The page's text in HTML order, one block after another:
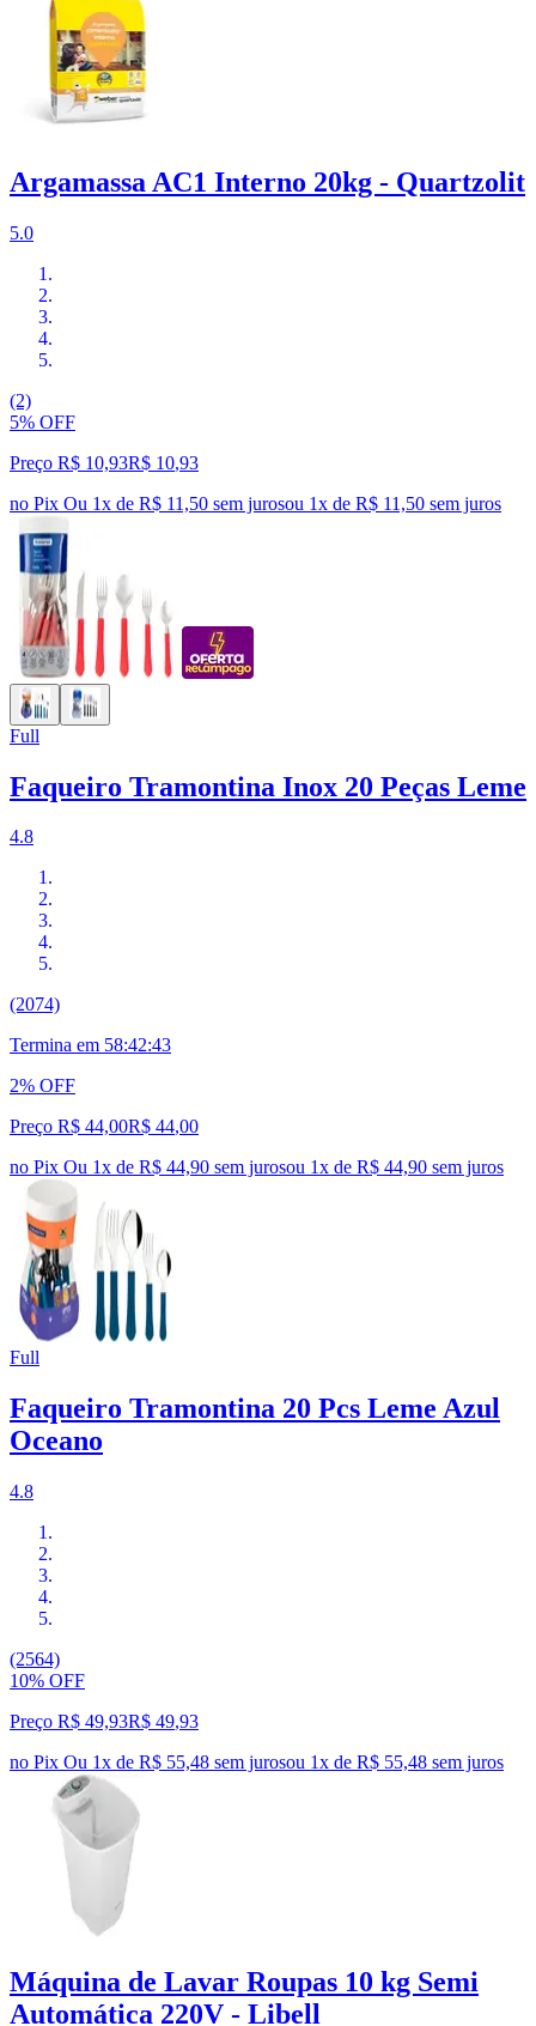
Argamassa AC1 Interno 20kg - Quartzolit
5.0
(2)
5% OFF
Preço R$ 10,93R$ 10,93
no Pix Ou 1x de R$ 11,50 sem jurosou 1x de R$ 11,50 sem juros
Full
Faqueiro Tramontina Inox 20 Peças Leme
4.8
(2074)
Termina em 58:42:42
2% OFF
Preço R$ 44,00R$ 44,00
no Pix Ou 1x de R$ 44,90 sem jurosou 1x de R$ 44,90 sem juros
Full
Faqueiro Tramontina 20 Pcs Leme Azul
Oceano
4.8
(2564)
10% OFF
Preço R$ 49,93R$ 49,93
no Pix Ou 1x de R$ 55,48 sem jurosou 1x de R$ 55,48 sem juros
Máquina de Lavar Roupas 10 kg Semi
Automática 220V - Libell